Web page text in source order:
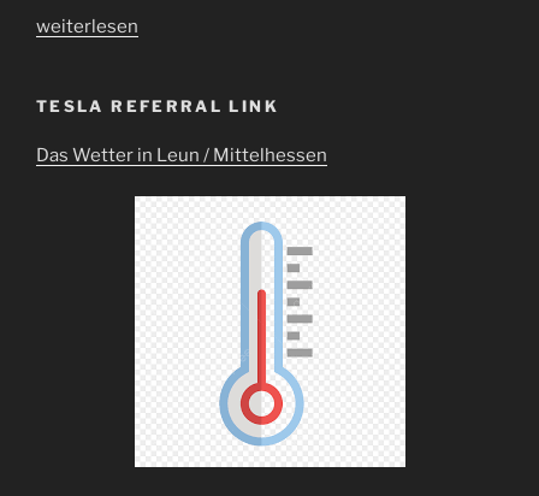
„Renault
Werkstattbesuch
TCCN“
weiterlesen
TESLA REFERRAL LINK
Das Wetter in Leun / Mittelhessen